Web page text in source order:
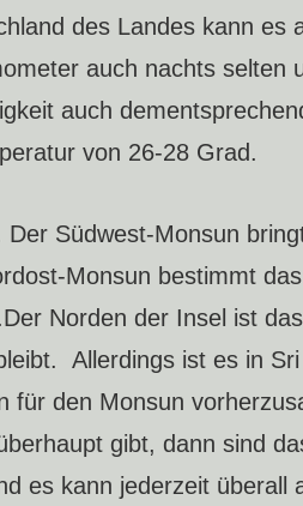
des Landes kann es
auch nachts selten
auch
von 26-28 Grad.
Südwest-Monsun
Monsun bestimmt
Norden der Insel ist
Allerdings ist es in
für den Monsun
gibt, dann sind
es kann jederzeit überall